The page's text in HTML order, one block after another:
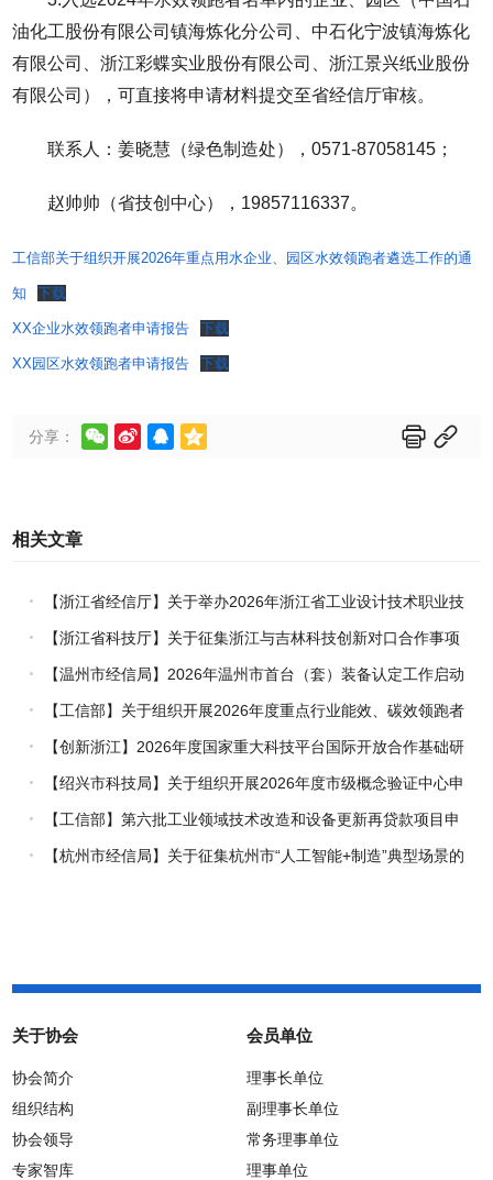
油化工股份有限公司镇海炼化分公司、中石化宁波镇海炼化
有限公司、浙江彩蝶实业股份有限公司、浙江景兴纸业股份
有限公司），可直接将申请材料提交至省经信厅审核。
联系人：姜晓慧（绿色制造处），0571-87058145；
赵帅帅（省技创中心），19857116337。
工信部关于组织开展2026年重点用水企业、园区水效领跑者遴选工作的通
知 下载
XX企业水效领跑者申请报告 下载
XX园区水效领跑者申请报告 下载
分享：      
相关文章
【浙江省经信厅】关于举办2026年浙江省工业设计技术职业技
能竞赛的通知
【浙江省科技厅】关于征集浙江与吉林科技创新对口合作事项
的通知【温州市经信局】2026年温州市首台（套）装备认定工作启动
【工信部】关于组织开展2026年度重点行业能效、碳效领跑者
企业推荐工作的通知
【创新浙江】2026年度国家重大科技平台国际开放合作基础研
究专项（试点）项目指南
【绍兴市科技局】关于组织开展2026年度市级概念验证中心申
报工作的通知
【工信部】第六批工业领域技术改造和设备更新再贷款项目申
报工作启动
【杭州市经信局】关于征集杭州市“人工智能+制造”典型场景的
关于协会
协会简介
组织结构
协会领导
专家智库
会员单位
理事长单位
副理事长单位
常务理事单位
理事单位